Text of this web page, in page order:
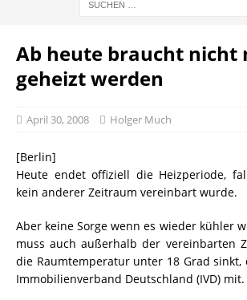
Ab heute braucht nicht
geheizt werden
April 30, 2008 Holger Much
[Berlin]
Heute endet offiziell die Heizperiode,
kein anderer Zeitraum vereinbart wurde.
Aber keine Sorge wenn es wieder kühler
muss auch außerhalb der vereinbarten
die Raumtemperatur unter 18 Grad
Immobilienverband Deutschland (IVD) mit.